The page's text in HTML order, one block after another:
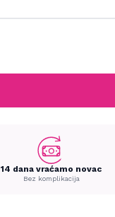
14 dana vraćamo novac
Bez komplikacija